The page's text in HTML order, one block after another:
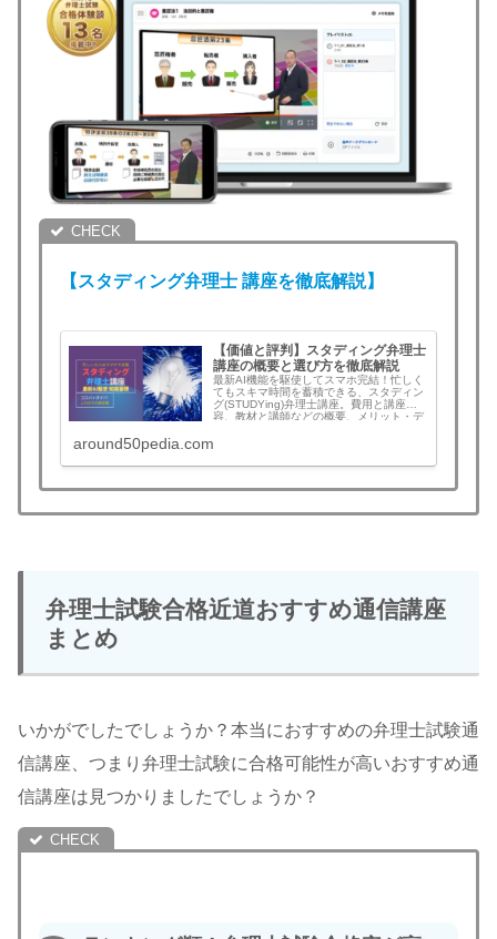
【スタディング弁理士 講座を徹底解説】
【価値と評判】スタディング弁理士
講座の概要と選び方を徹底解説
最新AI機能を駆使してスマホ完結！忙しく
てもスキマ時間を蓄積できる、スタディン
グ(STUDYing)弁理士講座。費用と講座内
容、教材と講師などの概要、メリット・デ
around50pedia.com
弁理士試験合格近道おすすめ通信講座
まとめ
いかがでしたでしょうか？本当におすすめの弁理士試験通
信講座、つまり弁理士試験に合格可能性が高いおすすめ通
信講座は見つかりましたでしょうか？